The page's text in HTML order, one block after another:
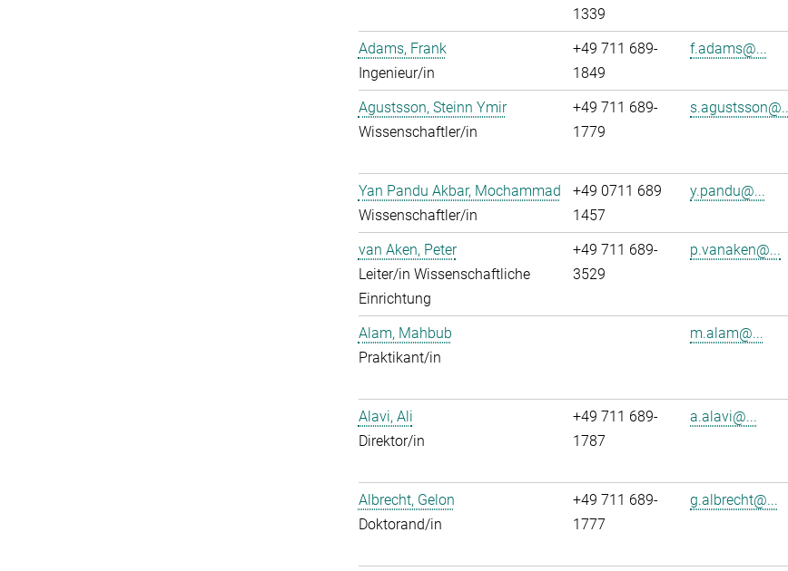
1339
Adams, Frank
Ingenieur/in
+49 711 689-
1849
f.adams@...
Agustsson, Steinn Ymir
Wissenschaftler/in
+49 711 689-
1779
Yan Pandu Akbar, Mochammad
Wissenschaftler/in
+49 0711 689
1457
y.pandu@...
van Aken, Peter
Leiter/in Wissenschaftliche
Einrichtung
+49 711 689-
3529
p.vanaken@...
Alam, Mahbub
Praktikant/in
m.alam@...
Alavi, Ali
Direktor/in
+49 711 689-
1787
a.alavi@...
Albrecht, Gelon
Doktorand/in
+49 711 689-
1777
g.albrecht@...